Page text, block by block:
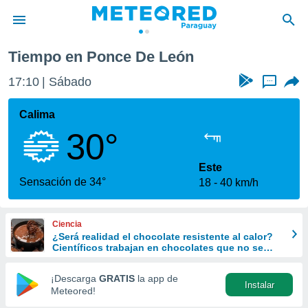
de
ha
calidad.
a este
las
y
forma
digital
basada
Tiempo en Ponce De León
17:10 Sábado ...
Calima
30°
Sensación de 34°
Este
18
40 km/h
Ciencia
¿Será realidad el chocolate resistente al calor?
Científicos trabajan en chocolates que no se
¡Descarga GRATIS la app de
Meteored!
Instalar